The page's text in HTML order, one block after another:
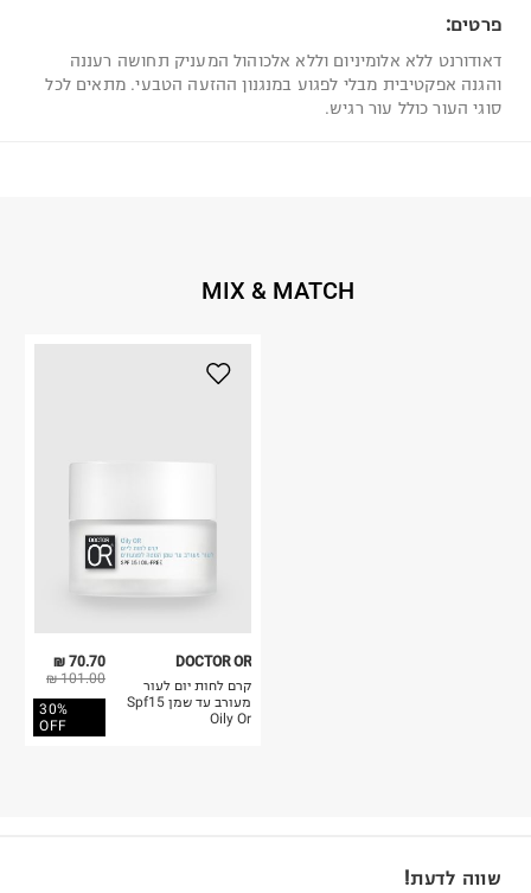
פרטים:
דאודורנט ללא אלומיניום וללא אלכוהול המעניק תחושה רעננה
והגנה אפקטיבית מבלי לפגוע במנגנון ההזעה הטבעי. מתאים לכל
סוגי העור כולל עור רגיש.
MIX & MATCH
70.70 ₪
101.00 ₪
30%
OFF
DOCTOR OR
קרם לחות יום לעור
מעורב עד שמן Spf15
Oily Or
שווה לדעת!